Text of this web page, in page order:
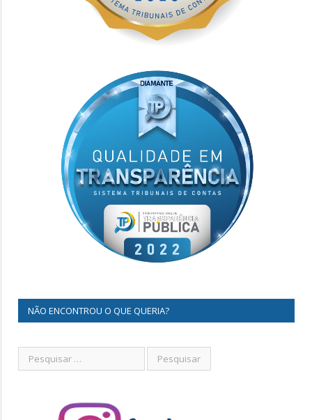
NÃO ENCONTROU O QUE QUERIA?